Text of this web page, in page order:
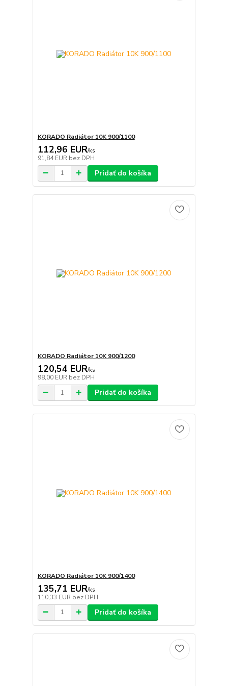
KORADO Radiátor 10K 900/1100
112,96 EUR/ks
91,84 EUR bez DPH
Pridať do košíka
KORADO Radiátor 10K 900/1200
120,54 EUR/ks
98,00 EUR bez DPH
Pridať do košíka
KORADO Radiátor 10K 900/1400
135,71 EUR/ks
110,33 EUR bez DPH
Pridať do košíka